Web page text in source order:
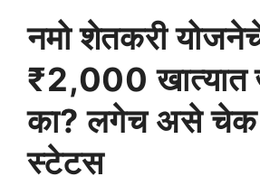
नमो शेतकरी
₹2,000 खात्यात
का? लगेच असे चेक
स्टेटस